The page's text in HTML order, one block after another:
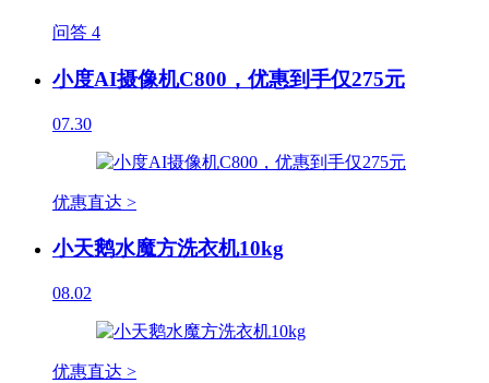
问答 4
小度AI摄像机C800，优惠到手仅275元
07.30
优惠直达 >
小天鹅水魔方洗衣机10kg
08.02
优惠直达 >